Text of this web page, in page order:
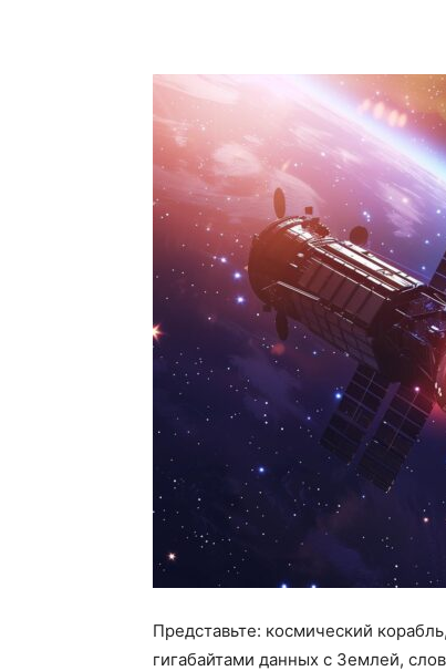
Представьте: космический
гигабайтами данных с Землей,